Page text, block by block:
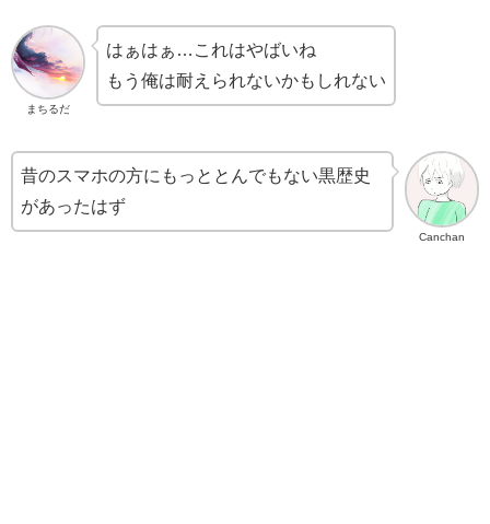
まちるだ
はぁはぁ…これはやばいね
もう俺は耐えられないかもしれない
Canchan
昔のスマホの方にもっととんでもない黒歴史
があったはず